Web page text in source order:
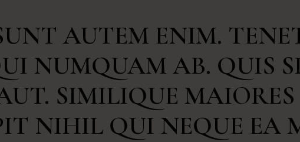
AUTEM ENIM.
NUMQUAM AB. QUIS
SIMILIQUE
NIHIL QUI NEQUE EA